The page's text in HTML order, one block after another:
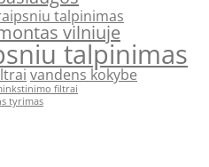
talpinimas
vilniuje
talpinimas
vandens kokybe
filtrai
tyrimas